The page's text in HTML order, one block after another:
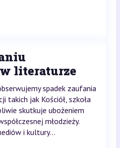
literaturze
spadek zaufania
takich jak Kościół, szkoła
skutkuje ubożeniem
młodzieży.
i kultury...